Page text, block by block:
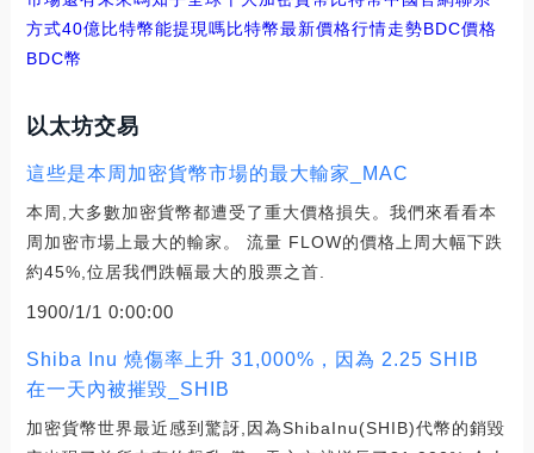
方式40億比特幣能提現嗎比特幣最新價格行情走勢BDC價格
BDC幣
以太坊交易
這些是本周加密貨幣市場的最大輸家_MAC
本周,大多數加密貨幣都遭受了重大價格損失。我們來看看本
周加密市場上最大的輸家。 流量 FLOW的價格上周大幅下跌
約45%,位居我們跌幅最大的股票之首.
1900/1/1 0:00:00
Shiba Inu 燒傷率上升 31,000%，因為 2.25 SHIB
在一天內被摧毀_SHIB
加密貨幣世界最近感到驚訝,因為ShibaInu(SHIB)代幣的銷毀